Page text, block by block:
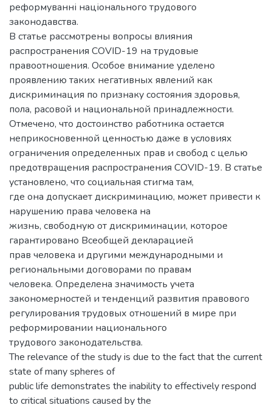
реформуванні національного трудового
законодавства.
В статье рассмотрены вопросы влияния
распространения COVID-19 на трудовые
правоотношения. Особое внимание уделено
проявлению таких негативных явлений как
дискриминация по признаку состояния здоровья,
пола, расовой и национальной принадлежности.
Отмечено, что достоинство работника остается
неприкосновенной ценностью даже в условиях
ограничения определенных прав и свобод с целью
предотвращения распространения COVID-19. В статье
установлено, что социальная стигма там,
где она допускает дискриминацию, может привести к
нарушению права человека на
жизнь, свободную от дискриминации, которое
гарантировано Всеобщей декларацией
прав человека и другими международными и
региональными договорами по правам
человека. Определена значимость учета
закономерностей и тенденций развития правового
регулирования трудовых отношений в мире при
реформировании национального
трудового законодательства.
The relevance of the study is due to the fact that the current
state of many spheres of
public life demonstrates the inability to effectively respond
to critical situations caused by the